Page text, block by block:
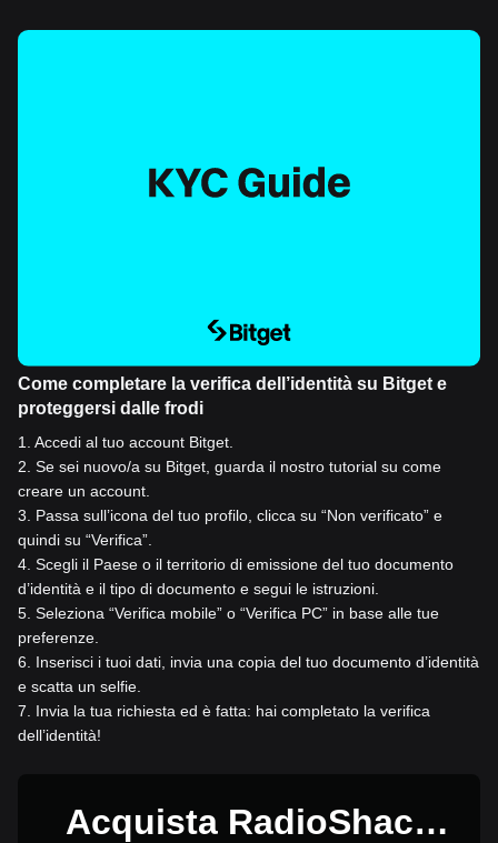
Come completare la verifica dell’identità su Bitget e
proteggersi dalle frodi
1
Accedi al tuo account Bitget.
2 Se sei nuovo/a su Bitget, guarda il nostro tutorial su come
creare un account.
3
Passa sull’icona del tuo profilo, clicca su “Non verificato” e
quindi su “Verifica”.
4 Scegli il Paese o il territorio di emissione del tuo documento
d’identità e il tipo di documento e segui le istruzioni.
5 Seleziona “Verifica mobile” o “Verifica PC” in base alle tue
preferenze.
6
Inserisci i tuoi dati, invia una copia del tuo documento d’identità
e scatta un selfie.
7
Invia la tua richiesta ed è fatta: hai completato la verifica
dell’identità!
Acquista RadioShack